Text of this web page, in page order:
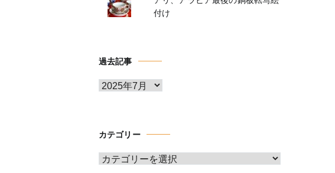
付け
過去記事
ア
ブ
カテゴリー
カ